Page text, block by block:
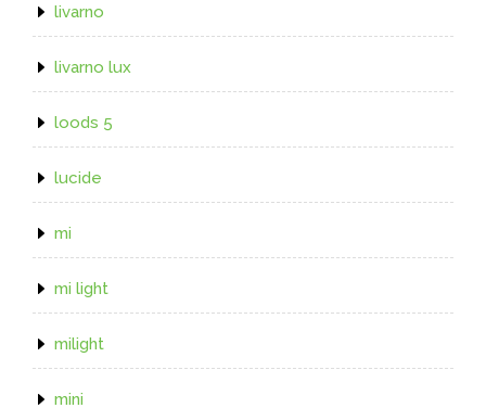
livarno
livarno lux
loods 5
lucide
mi
mi light
milight
mini